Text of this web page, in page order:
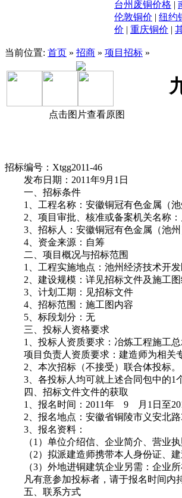
台州废铜价格 |
伦敦铜价 | 纽约
价 | 重庆铜价 |
当前位置: 首页 » 招商 » 项目招标 »
点击图片查看原图
招标编号：Xtgg2011-46
发布日期：2011年9月1日
一、招标条件
1、工程名称：安徽铜冠有色金属（池
2、项目审批、核准或备案机关名称：
3、招标人：安徽铜冠有色金属（池州
4、资金来源：自筹
二、项目概况与招标范围
1、工程实施地点：池州经济技术开发
2、建设规模：详见招标文件及施工图
3、计划工期：见招标文件
4、招标范围：施工图内容
5、标段划分：无
三、投标人资格要求
1、投标人资质要求：冶炼工程施工总
项目负责人资质要求：建造师为相关专
2、本次招标（不接受）联合体投标。
3、各投标人均可就上述合同包中的1个
四、招标文件文件的获取
1、报名时间：2011年 9 月1日至2011
2、报名地点：安徽省铜陵市义安北路
3、报名资料：
（1）单位介绍信、企业简介、营业执
（2）拟派建造师携带本人身份证、建
（3）外地进铜建筑企业另需：企业所
凡有意参加投标者，请于报名时间内持
五、联系方式